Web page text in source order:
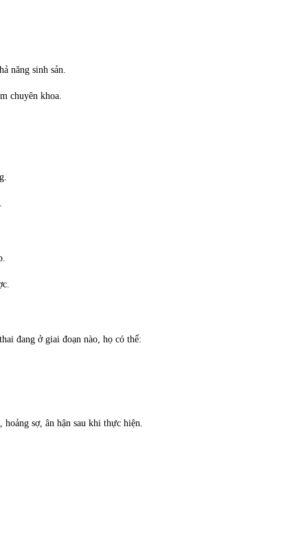
năng sinh sản.
chuyên khoa.
đang ở giai đoạn nào, họ có thể:
sợ, ân hận sau khi thực hiện.